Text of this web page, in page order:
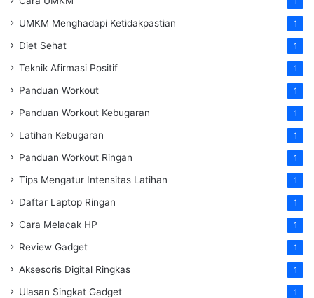
UMKM Menghadapi Ketidakpastian 1
Diet Sehat 1
Teknik Afirmasi Positif 1
Panduan Workout 1
Panduan Workout Kebugaran 1
Latihan Kebugaran 1
Panduan Workout Ringan 1
Tips Mengatur Intensitas Latihan 1
Daftar Laptop Ringan 1
Cara Melacak HP 1
Review Gadget 1
Aksesoris Digital Ringkas 1
Ulasan Singkat Gadget 1